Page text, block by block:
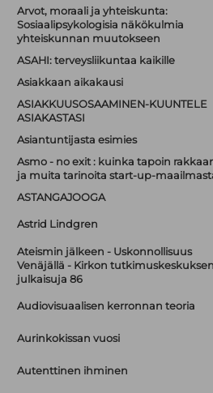
Arvot, moraali ja yhteiskunta:
Sosiaalipsykologisia näkökulmia
yhteiskunnan muutokseen
ASAHI: terveysliikuntaa kaikille
Asiakkaan aikakausi
ASIAKKUUSOSAAMINEN-KUUNTELE
ASIAKASTASI
Asiantuntijasta esimies
Asmo - no exit : kuinka tapoin
ja muita tarinoita start-up-
ASTANGAJOOGA
Astrid Lindgren
Ateismin jälkeen - Uskonnollisuus
Venäjällä - Kirkon tutkimuskeskuksen
julkaisuja 86
Audiovisuaalisen kerronnan teoria
Aurinkokissan vuosi
Autenttinen ihminen